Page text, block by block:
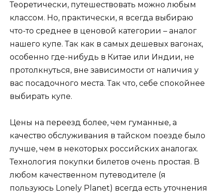
Теоретически, путешествовать можно любым
классом. Но, практически, я всегда выбираю
что-то среднее в ценовой категории – аналог
нашего купе. Так как в самых дешевых вагонах,
особенно где-нибудь в Китае или Индии, не
протолкнуться, вне зависимости от наличия у
вас посадочного места. Так что, себе спокойнее
выбирать купе.
Цены на переезд более, чем гуманные, а
качество обслуживания в тайском поезде было
лучше, чем в некоторых российских аналогах.
Технология покупки билетов очень простая. В
любом качественном путеводителе (я
пользуюсь Lonely Planet) всегда есть уточнения